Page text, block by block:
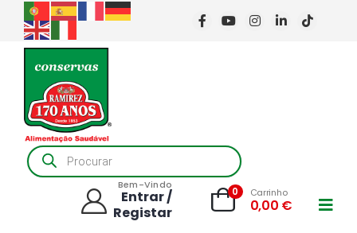
Products
search
Bem-Vindo
Entrar /
Registar
0 Carrinho
0,00 €